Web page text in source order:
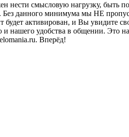
нести смысловую нагрузку, быть
данного минимума мы НЕ
активирован, и Вы увидите
нашего удобства в общении. Это
Вперёд!